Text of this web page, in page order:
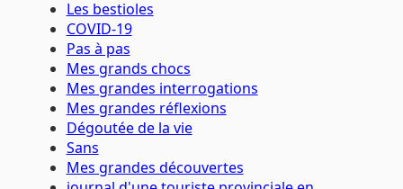
Les bestioles
COVID-19
Pas à pas
Mes grands chocs
Mes grandes interrogations
Mes grandes réflexions
Dégoutée de la vie
Sans
Mes grandes découvertes